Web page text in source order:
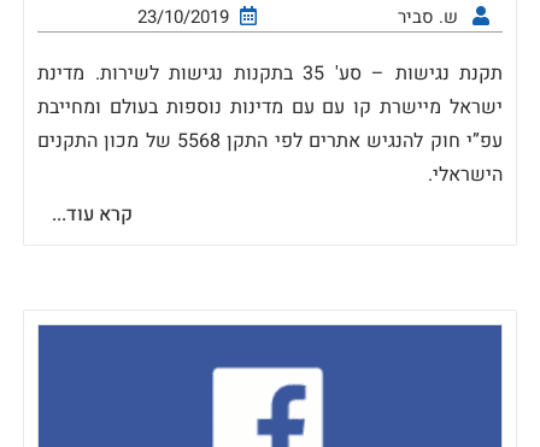
ש. סביר 23/10/2019
תקנת נגישות – סע' 35 בתקנות נגישות לשירות. מדינת
ישראל מיישרת קו עם עם מדינות נוספות בעולם ומחייבת
עפ”י חוק להנגיש אתרים לפי התקן 5568 של מכון התקנים
הישראלי.
קרא עוד...